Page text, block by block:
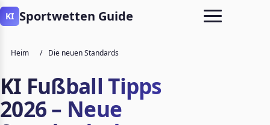
KI Sportwetten Guide
Heim / Die neuen Standards
KI Fußball Tipps
2026 – Neue